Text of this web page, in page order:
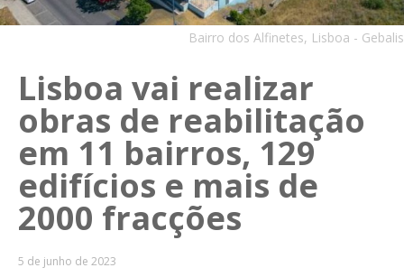
Bairro dos Alfinetes, Lisboa - Gebalis
Lisboa vai realizar
obras de reabilitação
em 11 bairros, 129
edifícios e mais de
2000 fracções
5 de junho de 2023